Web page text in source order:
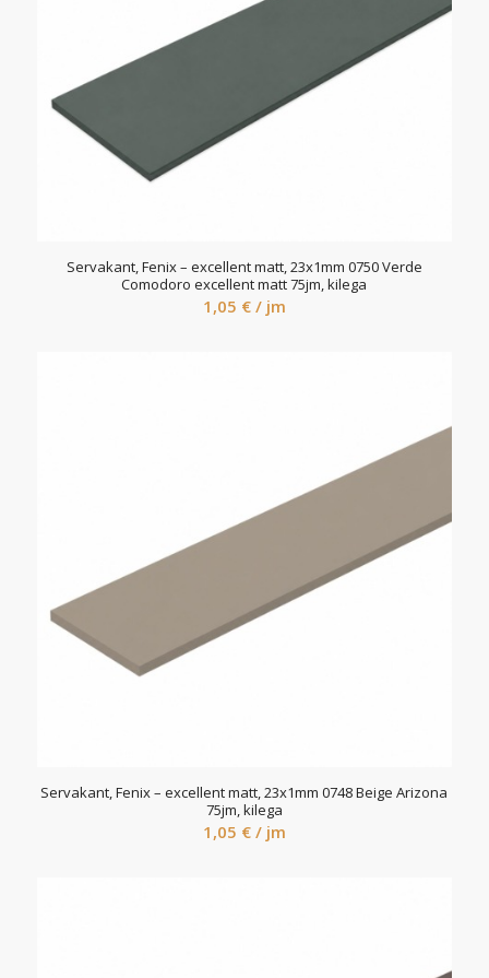
Servakant, Fenix – excellent matt, 23x1mm 0750 Verde
Comodoro excellent matt 75jm, kilega
1,05 € / jm
Servakant, Fenix – excellent matt, 23x1mm 0748 Beige Arizona
75jm, kilega
1,05 € / jm